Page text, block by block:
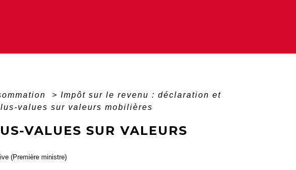
> Impôt sur le revenu : déclaration et
values sur valeurs mobilières
VALUES SUR VALEURS
(Première ministre)